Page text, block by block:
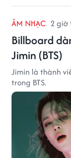
ÂM NHẠC 2 giờ
Billboard
Jimin (BTS)
Jimin là thành
trong BTS.